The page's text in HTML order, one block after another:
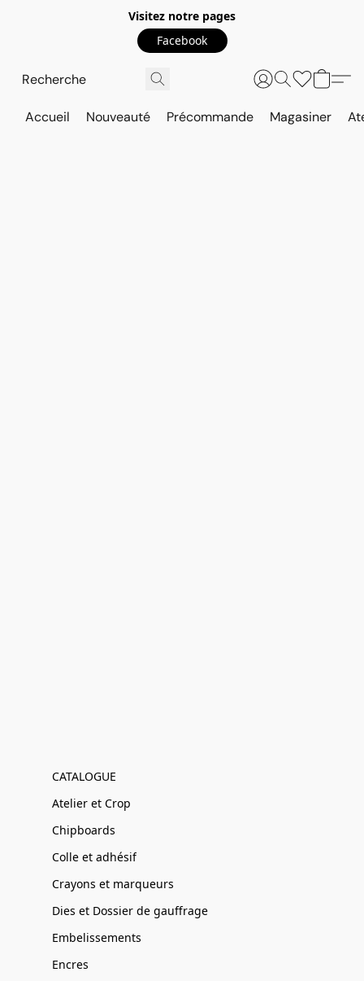
Visitez notre pages
Facebook
Accueil Nouveauté Précommande Magasiner
CATALOGUE
Atelier et Crop
Chipboards
Colle et adhésif
Crayons et marqueurs
Dies et Dossier de gauffrage
Embelissements
Encres